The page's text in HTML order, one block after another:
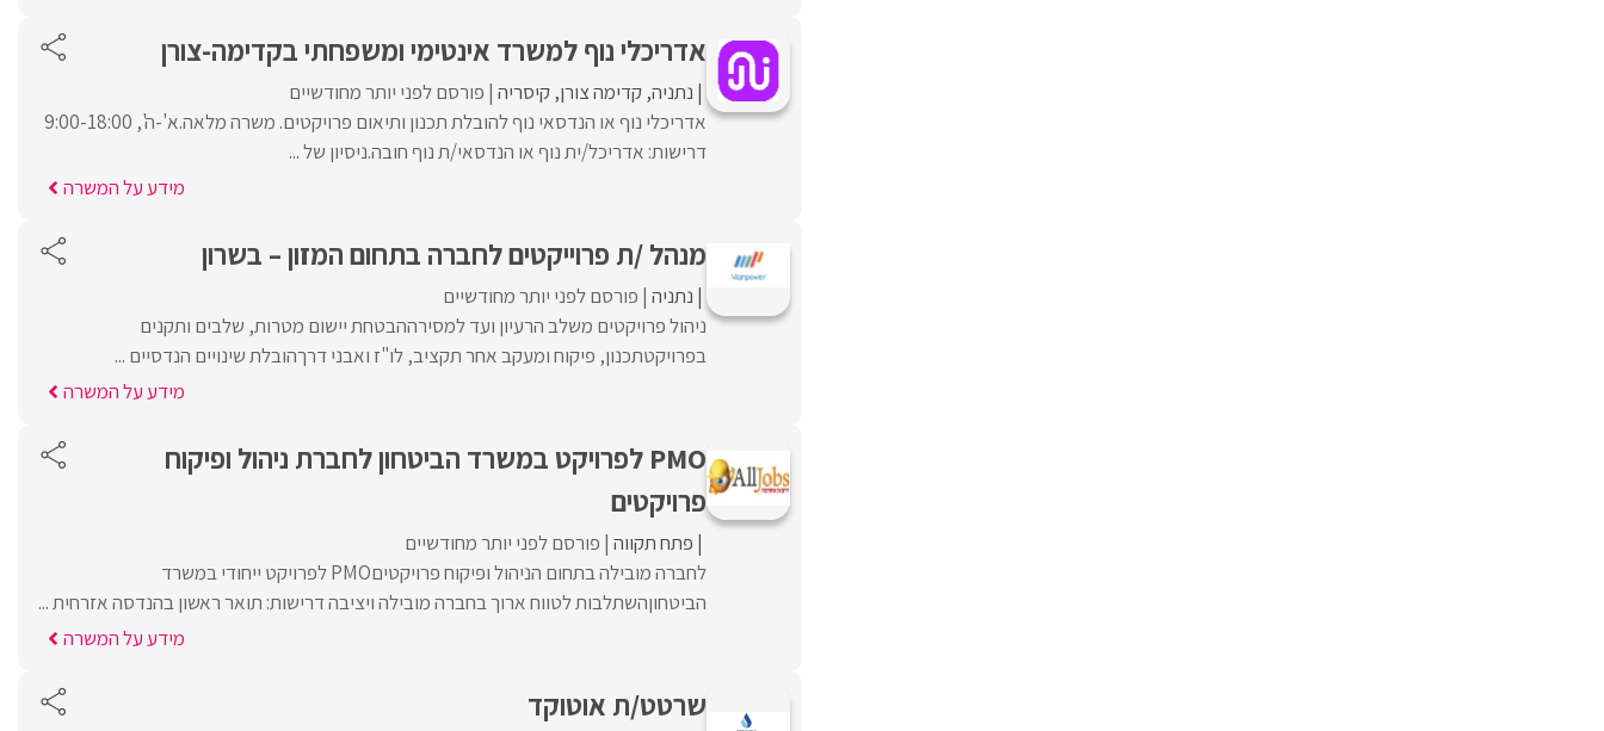
אדריכלי נוף למשרד אינטימי ומשפחתי בקדימה-צורן
נתניה קדימה צורן קיסריה פורסם לפני יותר מחודשיים
אדריכלי נוף או הנדסאי נוף להובלת תכנון ותיאום פרויקטים. משרה מלאה.א'-ה', 9:00-18:00
דרישות: אדריכל/ית נוף או הנדסאי/ת נוף חובה.ניסיון של ...
מידע על המשרה
מנהל /ת פרוייקטים לחברה בתחום המזון – בשרון
נתניה פורסם לפני יותר מחודשיים
ניהול פרויקטים משלב הרעיון ועד למסירההבטחת יישום מטרות, שלבים ותקנים
בפרויקטתכנון, פיקוח ומעקב אחר תקציב, לו"ז ואבני דרךהובלת שינויים הנדסיים ...
מידע על המשרה
PMO לפרויקט במשרד הביטחון לחברת ניהול ופיקוח
פרויקטים
פתח תקווה פורסם לפני יותר מחודשיים
לחברה מובילה בתחום הניהול ופיקוח פרויקטיםPMO לפרויקט ייחודי במשרד
הביטחוןהשתלבות לטווח ארוך בחברה מובילה ויציבה דרישות: תואר ראשון בהנדסה אזרחית ...
מידע על המשרה
שרטט/ת אוטוקד